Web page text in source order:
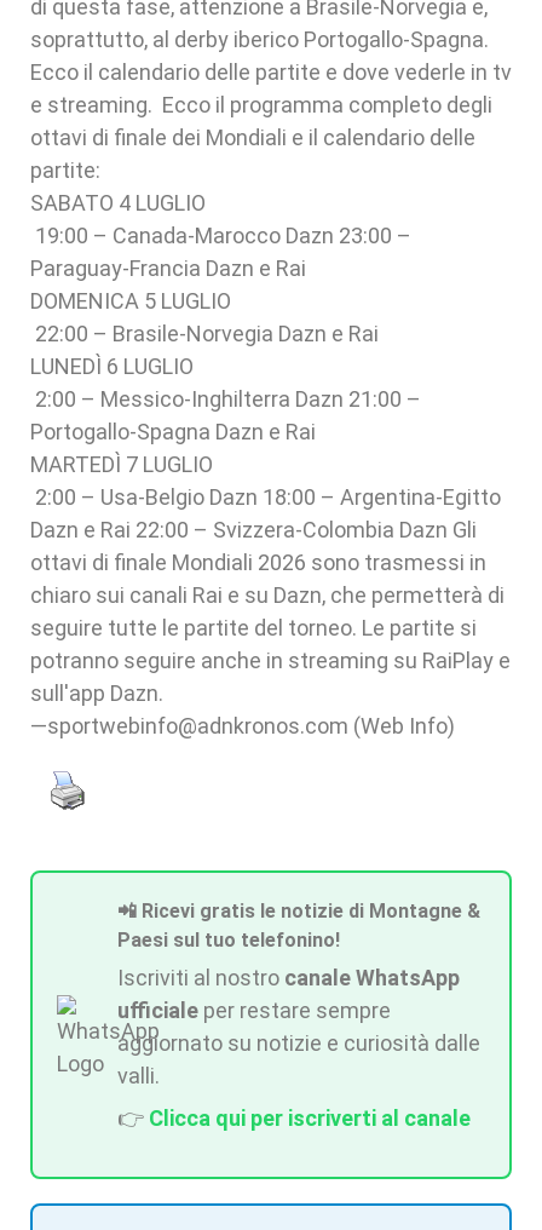
di questa fase, attenzione a Brasile-Norvegia e,
soprattutto, al derby iberico Portogallo-Spagna.
Ecco il calendario delle partite e dove vederle in tv
e streaming. Ecco il programma completo degli
ottavi di finale dei Mondiali e il calendario delle
partite:
SABATO 4 LUGLIO
19:00 – Canada-Marocco Dazn 23:00 –
Paraguay-Francia Dazn e Rai
DOMENICA 5 LUGLIO
22:00 – Brasile-Norvegia Dazn e Rai
LUNEDÌ 6 LUGLIO
2:00 – Messico-Inghilterra Dazn 21:00 –
Portogallo-Spagna Dazn e Rai
MARTEDÌ 7 LUGLIO
2:00 – Usa-Belgio Dazn 18:00 – Argentina-Egitto
Dazn e Rai 22:00 – Svizzera-Colombia Dazn Gli
ottavi di finale Mondiali 2026 sono trasmessi in
chiaro sui canali Rai e su Dazn, che permetterà di
seguire tutte le partite del torneo. Le partite si
potranno seguire anche in streaming su RaiPlay e
sull'app Dazn.
—sportwebinfo@adnkronos.com (Web Info)
📲 Ricevi gratis le notizie di Montagne &
Paesi sul tuo telefonino!
Iscriviti al nostro canale WhatsApp
ufficiale per restare sempre
aggiornato su notizie e curiosità dalle
valli.
👉 Clicca qui per iscriverti al canale